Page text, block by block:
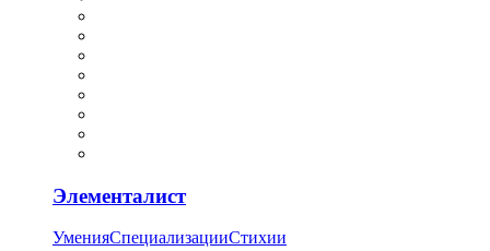
Элементалист
УменияСпециализацииСтихии